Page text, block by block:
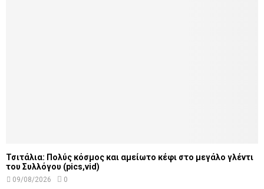
Τσιτάλια: Πολύς κόσμος και αμείωτο κέφι στο μεγάλο γλέντι
του Συλλόγου (pics,vid)
09/08/2026 0